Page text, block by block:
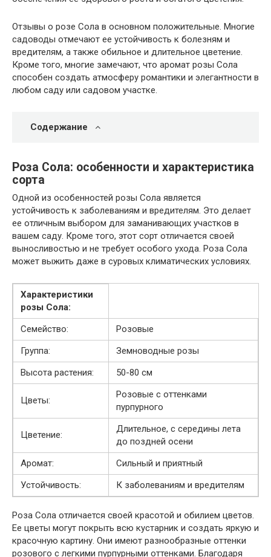
Отзывы о розе Сола в основном положительные. Многие
садоводы отмечают ее устойчивость к болезням и
вредителям, а также обильное и длительное цветение.
Кроме того, многие замечают, что аромат розы Сола
способен создать атмосферу романтики и элегантности в
любом саду или садовом участке.
Содержание
Роза Сола: особенности и характеристика
сорта
Одной из особенностей розы Сола является
устойчивость к заболеваниям и вредителям. Это делает
ее отличным выбором для заманивающих участков в
вашем саду. Кроме того, этот сорт отличается своей
выносливостью и не требует особого ухода. Роза Сола
может выжить даже в суровых климатических условиях.
Характеристики
розы Сола:
Семейство:
Розовые
Группа:
Земноводные розы
Высота растения:
50-80 см
Цветы:
Розовые с оттенками
пурпурного
Цветение:
Длительное, с середины лета
до поздней осени
Аромат:
Сильный и приятный
Устойчивость:
К заболеваниям и вредителям
Роза Сола отличается своей красотой и обилием цветов.
Ее цветы могут покрыть всю кустарник и создать яркую и
красочную картину. Они имеют разнообразные оттенки
розового с легкими пурпурными оттенками. Благодаря